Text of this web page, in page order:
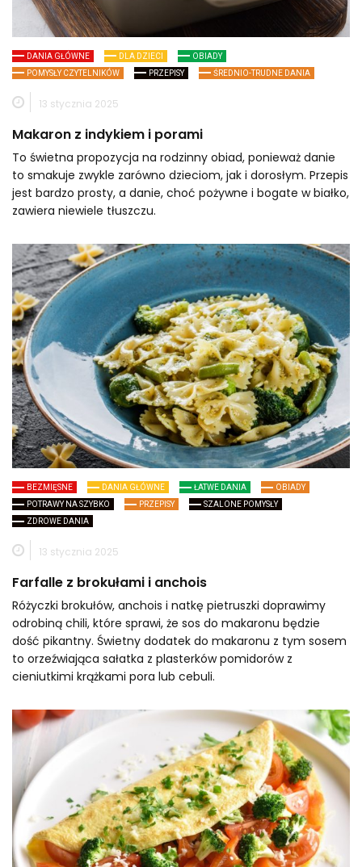
DANIA GŁÓWNE DLA DZIECI
OBIADY
POMYSŁY CZYTELNIKÓW
PRZEPISY ŚREDNIO-TRUDNE DANIA
13 stycznia 2025
Makaron z indykiem i porami
To świetna propozycja na rodzinny obiad, ponieważ danie
to smakuje zwykle zarówno dzieciom, jak i dorosłym. Przepis
jest bardzo prosty, a danie, choć pożywne i bogate w białko,
zawiera niewiele tłuszczu.
BEZMIĘSNE DANIA GŁÓWNE ŁATWE DANIA
OBIADY
POTRAWY NA SZYBKO
PRZEPISY
SZALONE POMYSŁY
ZDROWE DANIA
13 stycznia 2025
Farfalle z brokułami i anchois
Różyczki brokułów, anchois i natkę pietruszki doprawimy
odrobiną chili, które sprawi, że sos do makaronu będzie
dość pikantny. Świetny dodatek do makaronu z tym sosem
to orzeźwiająca sałatka z plasterków pomidorów z
cieniutkimi krążkami pora lub cebuli.